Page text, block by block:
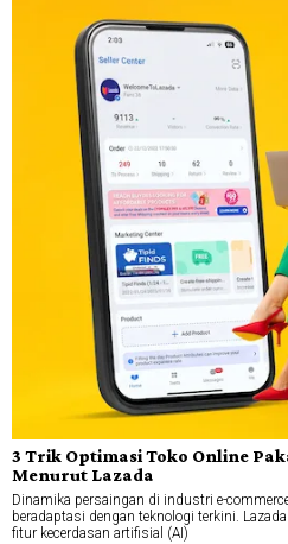
3 Trik Optimasi Toko Online
Menurut Lazada
Dinamika persaingan di industri e-
beradaptasi dengan teknologi terkini.
fitur kecerdasan artifisial (AI)